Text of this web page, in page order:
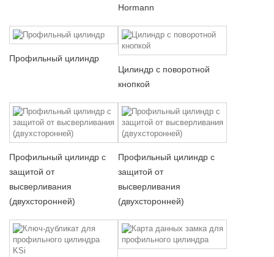
Hormann
Профильный цилиндр
Цилиндр с поворотной
кнопкой
Профильный цилиндр с
защитой от
высверливания
(двухсторонней)
Профильный цилиндр с
защитой от
высверливания
(двухсторонней)